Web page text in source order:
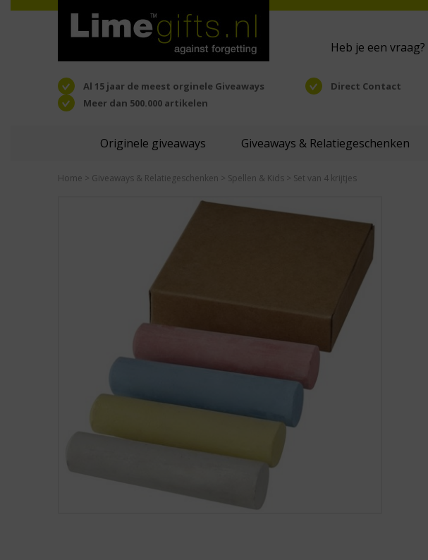
Heb je een vraag?
Al 15 jaar de meest orginele Giveaways Direct Contact
Meer dan 500.000 artikelen
Originele giveaways Giveaways & Relatiegeschenken
Home > Giveaways & Relatiegeschenken > Spellen & Kids > Set van 4 krijtjes